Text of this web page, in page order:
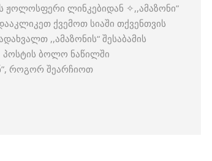
ჟოლოსფერი ლინკებიდან ✧,,ამაზონი”
ქვემოთ სიაში თქვენთვის
,,ამაზონის“ შესაბამის
პოსტის ბოლო ნაწილში
როგორ შეარჩიოთ